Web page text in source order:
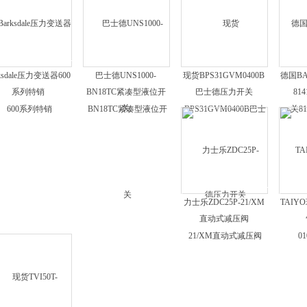
压力变送器600
系列特销
巴士德UNS1000-
BN18TC紧凑型液位开
关
现货BPS31GVM0400B
巴士德压力开关
德国
力士乐ZDC25P-21/XM
直动式减压阀
TAIYO